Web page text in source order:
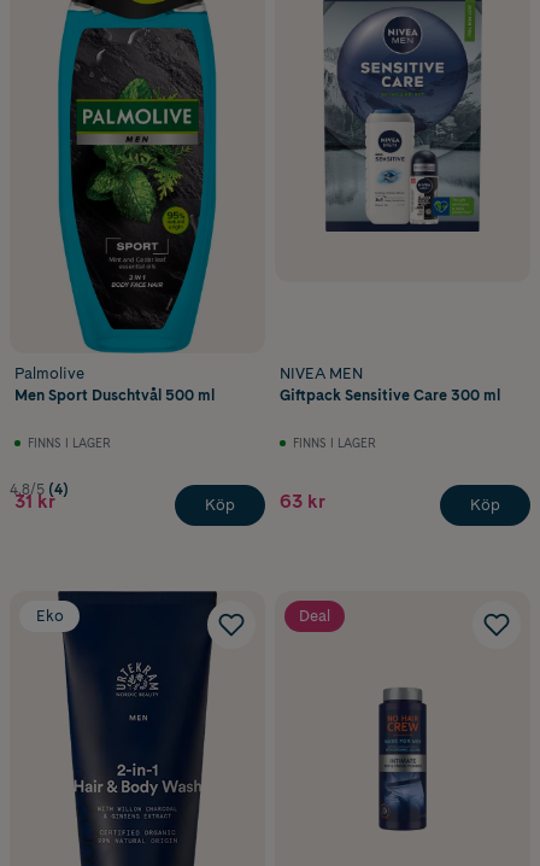
Palmolive
Men Sport Duschtvål 500 ml
FINNS I LAGER
4.8/5 (4)
31 kr Köp
NIVEA MEN
Giftpack Sensitive Care 300 ml
FINNS I LAGER
63 kr Köp
Eko Deal